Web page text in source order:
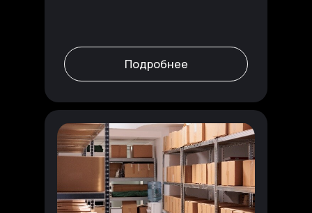
Подробнее